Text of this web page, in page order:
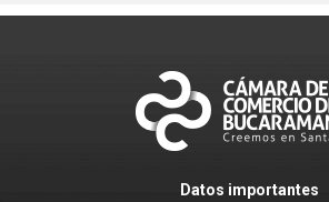
Datos importantes